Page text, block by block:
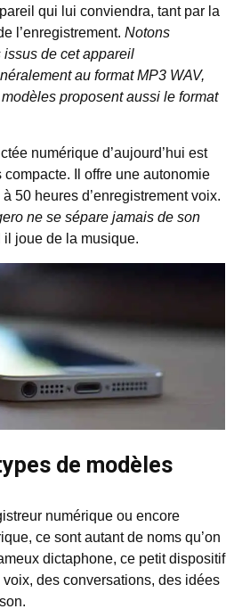
qui lui conviendra, tant par la
l’enregistrement. Notons
issus de cet appareil
au format MP3 WAV,
proposent aussi le format
numérique d’aujourd’hui est
Il offre une autonomie
50 heures d’enregistrement voix.
ne se sépare jamais de son
il joue de la musique.
de modèles
numérique ou encore
ce sont autant de noms qu’on
dictaphone, ce petit dispositif
des conversations, des idées